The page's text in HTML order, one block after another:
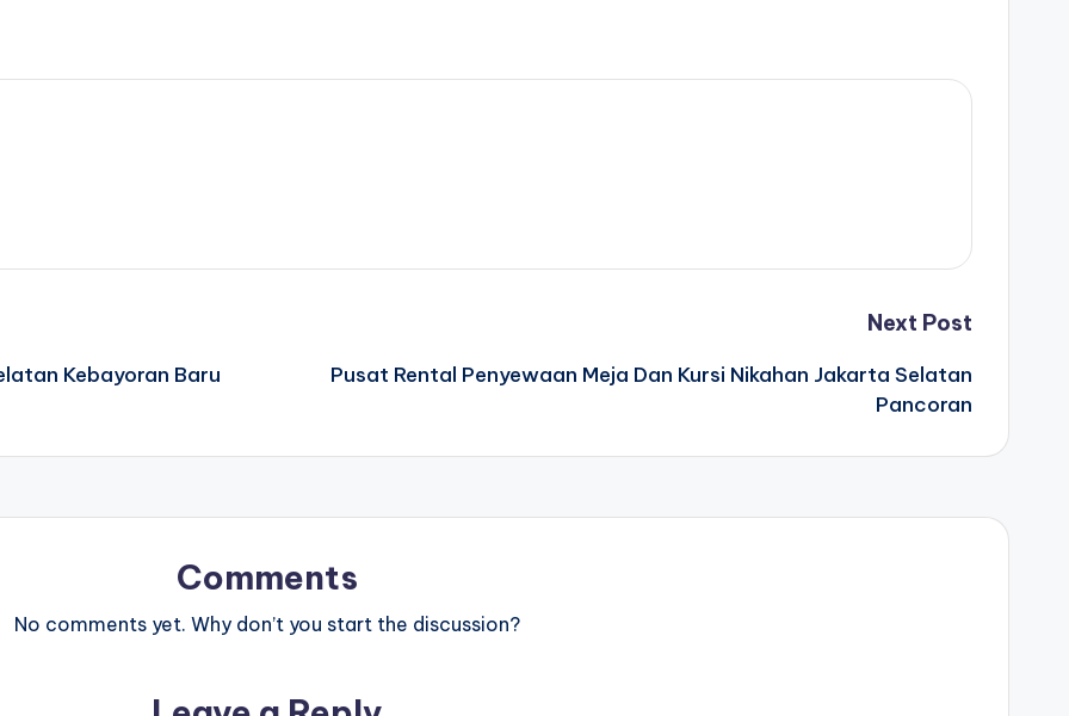
Kebayoran Baru
Next Post
Pusat Rental Penyewaan Meja Dan Kursi Nikahan Jakarta Selatan
Pancoran
Comments
No comments yet. Why don’t you start the discussion?